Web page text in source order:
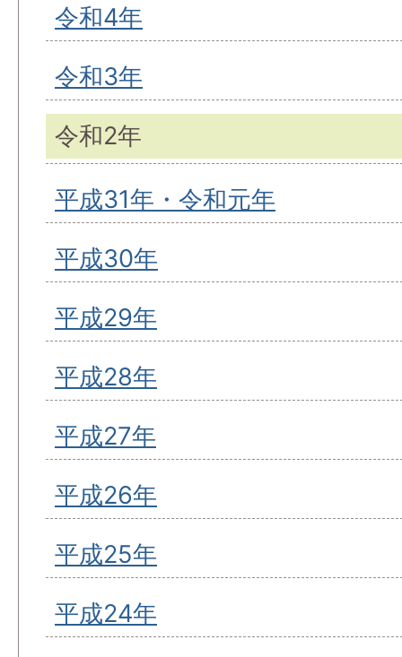
令和4年
令和3年
令和2年
平成31年・令和元年
平成30年
平成29年
平成28年
平成27年
平成26年
平成25年
平成24年